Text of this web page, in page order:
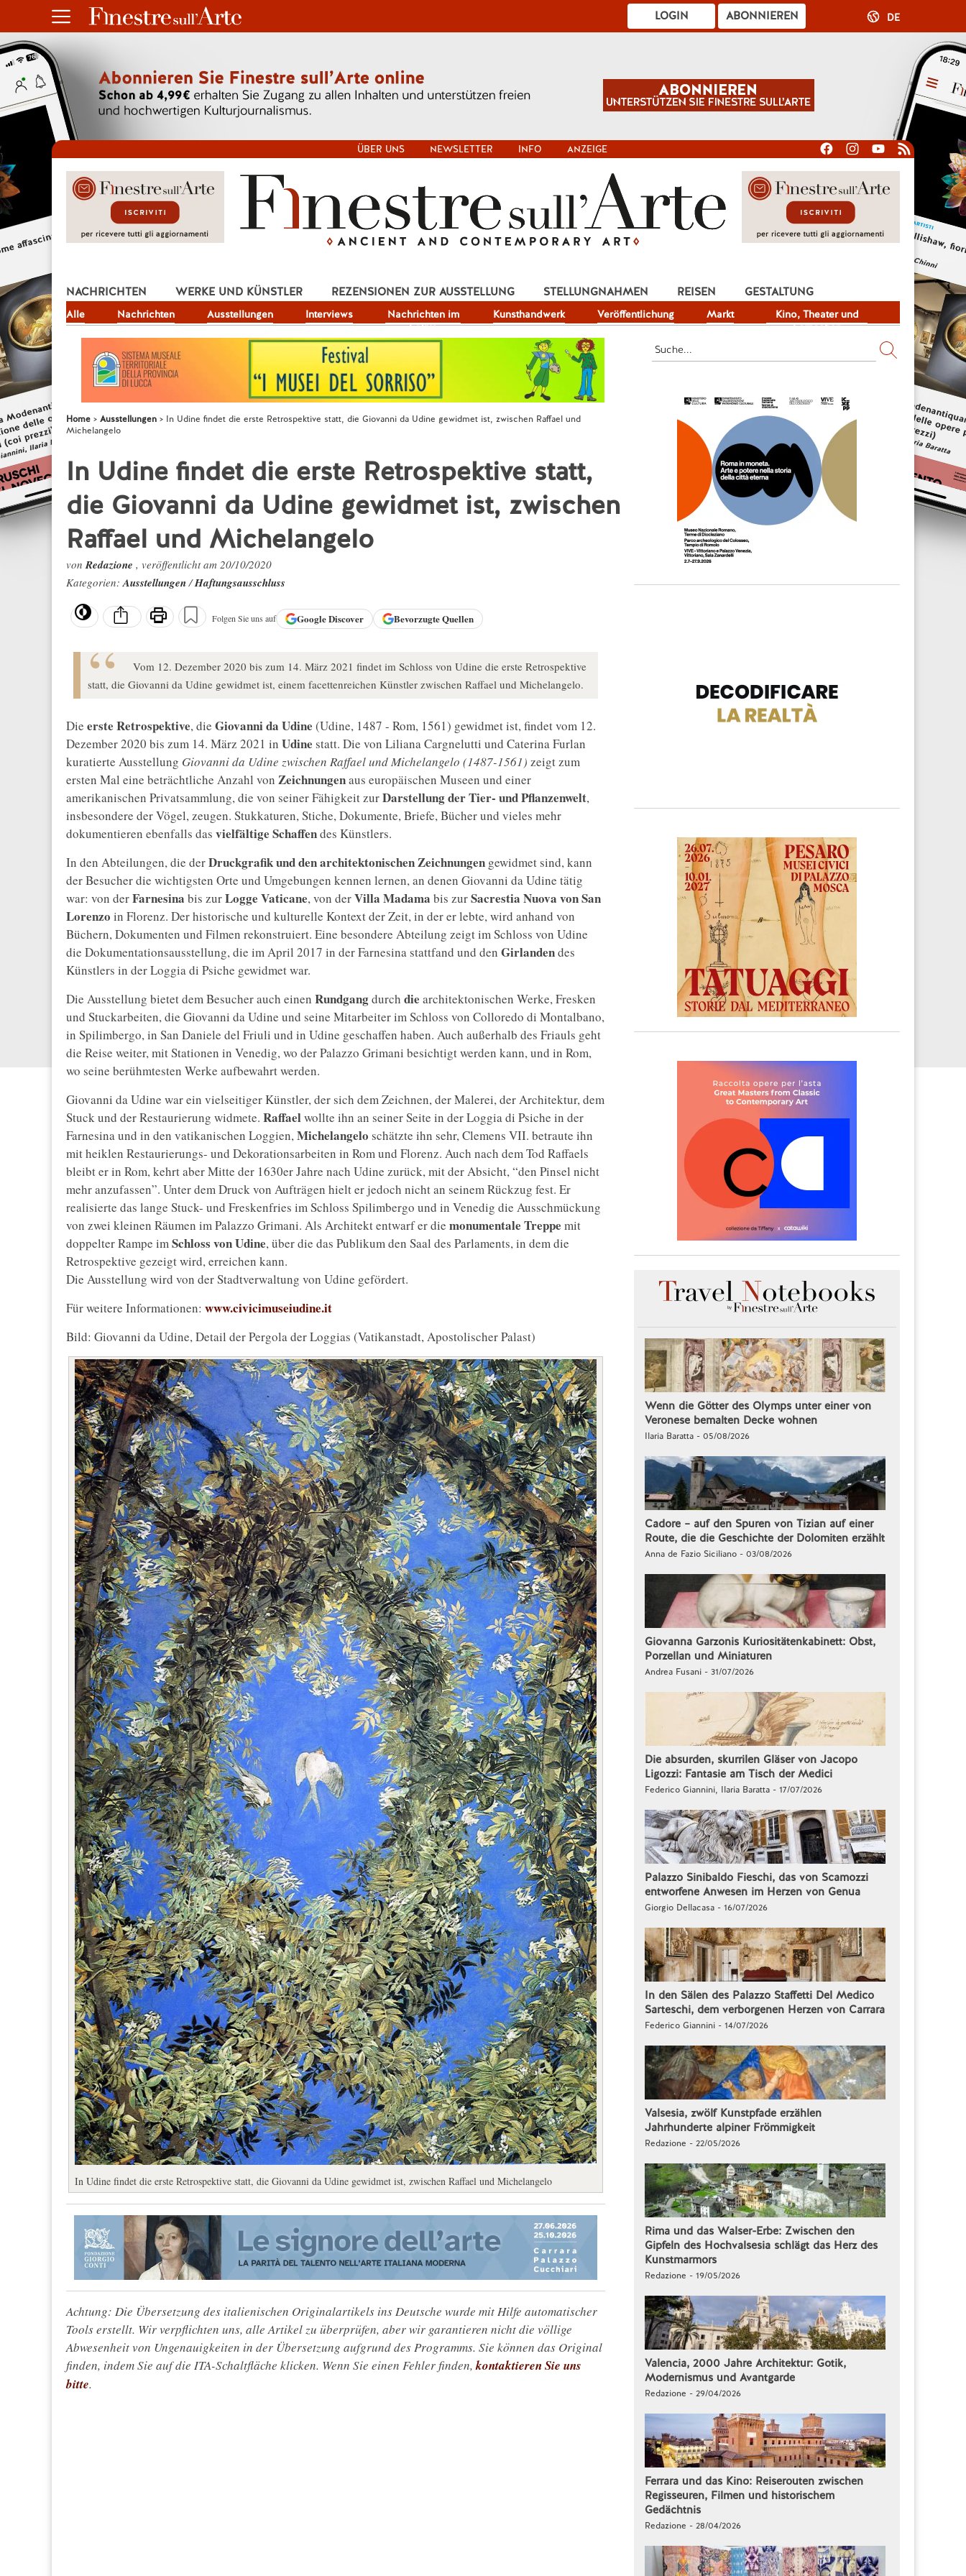
ABONNIEREN
LOGIN DE
ÜBER UNS NEWSLETTER INFO ANZEIGE
NACHRICHTEN
Alle Nachrichten Ausstellungen Interviews
Nachrichten im
Fokus
Kunsthandwerk Veröffentlichung Markt
Kino, Theater und
Fernsehen
WERKE UND KÜNSTLER REZENSIONEN ZUR AUSSTELLUNG STELLUNGNAHMEN REISEN
GESTALTUNG
JOB
Home Ausstellungen
In Udine findet die erste Retrospektive statt, die Giovanni da Udine gewidmet ist, zwischen Raffael und
Michelangelo
In Udine findet die erste Retrospektive statt,
die Giovanni da Udine gewidmet ist, zwischen
Raffael und Michelangelo
vonRedazione , veröffentlicht am 20/10/2020
Kategorien:Ausstellungen/Haftungsausschluss
Folgen Sie uns auf GoogleDiscover Bevorzugte Quellen
Vom 12. Dezember 2020 bis zum 14. März 2021 findet im Schloss von Udine die erste Retrospektive
statt, die Giovanni da Udine gewidmet ist, einem facettenreichen Künstler zwischen Raffael und Michelangelo.
Die erste Retrospektive, die Giovanni da Udine (Udine, 1487 - Rom, 1561) gewidmet ist, findet vom 12.
Dezember 2020 bis zum 14. März 2021 in Udine statt. Die von Liliana Cargnelutti und Caterina Furlan
kuratierte Ausstellung Giovanni da Udine zwischen Raffael und Michelangelo (1487-1561) zeigt zum
ersten Mal eine beträchtliche Anzahl von Zeichnungenaus europäischen Museen und einer
amerikanischen Privatsammlung, die von seiner Fähigkeit zurDarstellung der Tier- und Pflanzenwelt,
insbesondere der Vögel, zeugen. Stukkaturen, Stiche, Dokumente, Briefe, Bücher und vieles mehr
dokumentieren ebenfalls das vielfältige Schaffendes Künstlers.
In den Abteilungen, die derDruckgrafik und den architektonischen Zeichnungen gewidmet sind, kann
der Besucher die wichtigsten Orte und Umgebungen kennen lernen, an denen Giovanni da Udine tätig
war: von derFarnesina bis zurLogge Vaticane, von derVilla Madama bis zurSacrestia Nuova von San
Lorenzo in Florenz. Der historische und kulturelle Kontext der Zeit, in der er lebte, wird anhand von
Büchern, Dokumenten und Filmen rekonstruiert. Eine besondere Abteilung zeigt im Schloss von Udine
die Dokumentationsausstellung, die im April 2017 in der Farnesina stattfand und den Girlandendes
Künstlers in der Loggia di Psiche gewidmet war.
Die Ausstellung bietet dem Besucher auch einen Rundgangdurch die architektonischen Werke, Fresken
und Stuckarbeiten, die Giovanni da Udine und seine Mitarbeiter im Schloss von Colloredo di Montalbano,
in Spilimbergo, in San Daniele del Friuli und in Udine geschaffen haben. Auch außerhalb des Friauls geht
die Reise weiter, mit Stationen in Venedig, wo der Palazzo Grimani besichtigt werden kann, und in Rom,
wo seine berühmtesten Werke aufbewahrt werden.
Giovanni da Udine war ein vielseitiger Künstler, der sich dem Zeichnen, der Malerei, der Architektur, dem
Stuck und der Restaurierung widmete. Raffaelwollte ihn an seiner Seite in der Loggia di Psiche in der
Farnesina und in den vatikanischen Loggien,Michelangelo schätzte ihn sehr, Clemens VII. betraute ihn
mit heiklen Restaurierungs- und Dekorationsarbeiten in Rom und Florenz. Auch nach dem Tod Raffaels
bleibt er in Rom, kehrt aber Mitte der 1630er Jahre nach Udine zurück, mit der Absicht, “den Pinsel nicht
mehr anzufassen”. Unter dem Druck von Aufträgen hielt er jedoch nicht an seinem Rückzug fest. Er
realisierte das lange Stuck- und Freskenfries im Schloss Spilimbergo und in Venedig die Ausschmückung
von zwei kleinen Räumen im Palazzo Grimani. Als Architekt entwarf er die monumentale Treppe mit
doppelter Rampe imSchloss von Udine, über die das Publikum den Saal des Parlaments, in dem die
Retrospektive gezeigt wird, erreichen kann.
Die Ausstellung wird von der Stadtverwaltung von Udine gefördert.
Für weitere Informationen: www.civicimuseiudine.it
Bild: Giovanni da Udine, Detail der Pergola der Loggias (Vatikanstadt, Apostolischer Palast)
In Udine findet die erste Retrospektive statt, die Giovanni da Udine gewidmet ist, zwischen Raffael und Michelangelo
Achtung: Die Übersetzung des italienischen Originalartikels ins Deutsche wurde mit Hilfe automatischer
Tools erstellt. Wir verpflichten uns, alle Artikel zu überprüfen, aber wir garantieren nicht die völlige
Abwesenheit von Ungenauigkeiten in der Übersetzung aufgrund des Programms. Sie können das Original
finden, indem Sie auf die ITA-Schaltfläche klicken. Wenn Sie einen Fehler finden,kontaktieren Sie uns
bitte.
Wenn die Götter des Olymps unter einer von
Veronese bemalten Decke wohnen
Ilaria Baratta - 05/08/2026
Cadore – auf den Spuren von Tizian auf einer
Route, die die Geschichte der Dolomiten erzählt
Anna de Fazio Siciliano - 03/08/2026
Giovanna Garzonis Kuriositätenkabinett: Obst,
Porzellan und Miniaturen
Andrea Fusani - 31/07/2026
Die absurden, skurrilen Gläser von Jacopo
Ligozzi: Fantasie am Tisch der Medici
Federico Giannini, Ilaria Baratta - 17/07/2026
Palazzo Sinibaldo Fieschi, das von Scamozzi
entworfene Anwesen im Herzen von Genua
Giorgio Dellacasa - 16/07/2026
In den Sälen des Palazzo Staffetti Del Medico
Sarteschi, dem verborgenen Herzen von Carrara
Federico Giannini - 14/07/2026
Valsesia, zwölf Kunstpfade erzählen
Jahrhunderte alpiner Frömmigkeit
Redazione - 22/05/2026
Rima und das Walser-Erbe: Zwischen den
Gipfeln des Hochvalsesia schlägt das Herz des
Kunstmarmors
Redazione - 19/05/2026
Valencia, 2000 Jahre Architektur: Gotik,
Modernismus und Avantgarde
Redazione - 29/04/2026
Ferrara und das Kino: Reiserouten zwischen
Regisseuren, Filmen und historischem
Gedächtnis
Redazione - 28/04/2026